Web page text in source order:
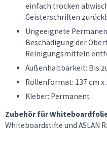
einfach trocken
Geisterschriften
Ungeeignete
Beschädigung der
Reinigungsmitteln
Außenhaltbarkeit: Bis
Rollenformat: 137 cm x
Kleber: Permanent
Zubehör für
Whiteboardstifte und ASLAN